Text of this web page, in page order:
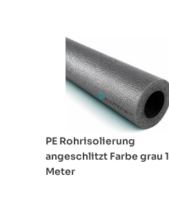
PE Rohrisolierung
angeschlitzt Farbe grau 1
Meter